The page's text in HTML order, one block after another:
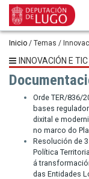
contido
principal
Miga
de
pan
Inicio Temas
INNOVACIÓN E TIC
Orde TER/836/
bases
dixital e
no marco do
Resolución de
Política
á
das Entidades